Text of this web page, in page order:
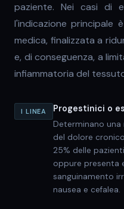
paziente. Nei casi di
l'indicazione principale
medica, finalizzata a
e, di conseguenza, a
infiammatoria del
I LINEA Progestinici o
Determinano una
del dolore
25% delle
oppure presenta
sanguinamento
nausea e cefalea.